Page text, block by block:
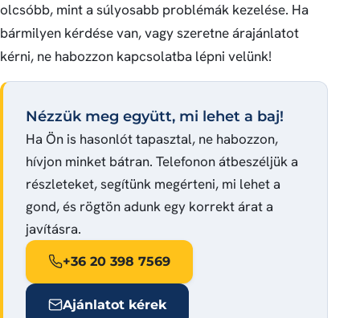
olcsóbb, mint a súlyosabb problémák kezelése. Ha
bármilyen kérdése van, vagy szeretne árajánlatot
kérni, ne habozzon kapcsolatba lépni velünk!
Nézzük meg együtt, mi lehet a baj!
Ha Ön is hasonlót tapasztal, ne habozzon,
hívjon minket bátran. Telefonon átbeszéljük a
részleteket, segítünk megérteni, mi lehet a
gond, és rögtön adunk egy korrekt árat a
javításra.
+36 20 398 7569
Ajánlatot kérek